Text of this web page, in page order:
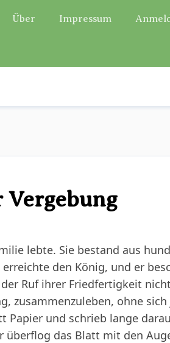
Über Impressum
Vergebung
lebte. Sie bestand aus
den König, und er
Ruf ihrer Friedfertigkeit
zusammenzuleben, ohne sich
und schrieb lange
überflog das Blatt mit den